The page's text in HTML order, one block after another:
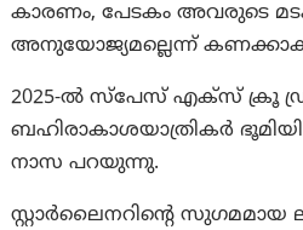
കാരണം, പേടകം അവരുടെ
അനുയോജ്യമല്ലെന്ന്
2025-ൽ സ്‌പേസ് എക്‌സ് ക്രൂ
ബഹിരാകാശയാത്രികർ
നാസ പറയുന്നു.
സ്റ്റാർലൈനറിൻ്റെ സുഗമമായ